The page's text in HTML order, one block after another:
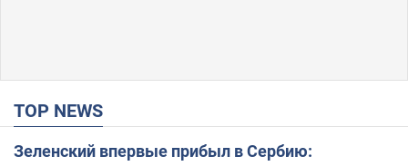
TOP NEWS
Зеленский впервые прибыл в Сербию: